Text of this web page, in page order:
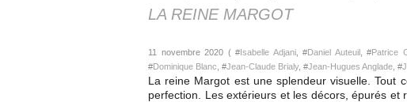
LA REINE MARGOT
11 novembre 2020 ( #Isabelle Adjani, #Daniel Auteuil, #Patrice
#Dominique Blanc , #Jean-Claude Brialy, #Jean-Hugues Anglade , #
La reine Margot est une splendeur visuelle. Tout
perfection. Les extérieurs et les décors, épurés